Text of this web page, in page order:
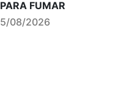
PARA FUMAR
5/08/2026